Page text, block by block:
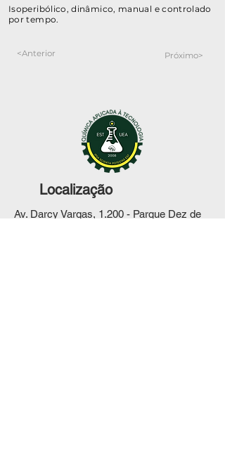
Isoperibólico, dinâmico, manual e controlado
por tempo.
<Anterior Próximo>
Localização
Av. Darcy Vargas, 1.200 - Parque Dez de